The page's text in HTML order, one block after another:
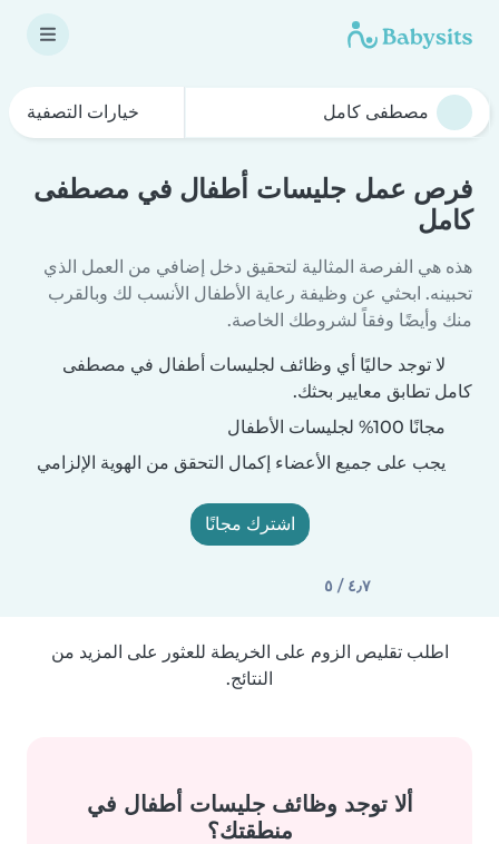
خيارات التصفية
فرص عمل جليسات أطفال في مصطفى
كامل
هذه هي الفرصة المثالية لتحقيق دخل إضافي من العمل الذي
تحبينه. ابحثي عن وظيفة رعاية الأطفال الأنسب لك وبالقرب
منك وأيضًا وفقاً لشروطك الخاصة.
لا توجد حاليًا أي وظائف لجليسات أطفال في مصطفى
كامل تطابق معايير بحثك.
مجانًا 100% لجليسات الأطفال
يجب على جميع الأعضاء إكمال التحقق من الهوية الإلزامي
اشترك مجانًا
٤٫٧ / ٥
اطلب تقليص الزوم على الخريطة للعثور على المزيد من
النتائج.
ألا توجد وظائف جليسات أطفال في
منطقتك؟